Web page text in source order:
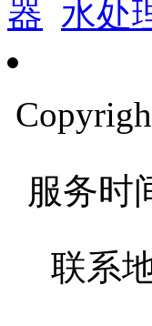
器 水处
服务时
联系